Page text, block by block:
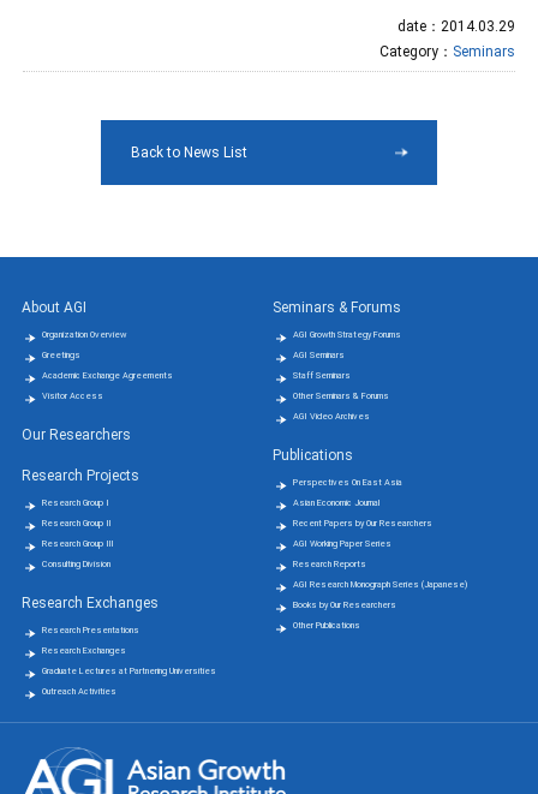
date：2014.03.29
Category： Seminars
Back to News List
About AGI
Organization Overview
Greetings
Academic Exchange Agreements
Visitor Access
Our Researchers
Research Projects
Research Group Ⅰ
Research Group Ⅱ
Research Group Ⅲ
Consulting Division
Research Exchanges
Research Presentations
Research Exchanges
Graduate Lectures at Partnering Universities
Outreach Activities
Seminars & Forums
AGI Growth Strategy Forums
AGI Seminars
Staff Seminars
Other Seminars & Forums
AGI Video Archives
Publications
Perspectives On East Asia
Asian Economic Journal
Recent Papers by Our Researchers
AGI Working Paper Series
Research Reports
AGI Research Monograph Series (Japanese)
Books by Our Researchers
Other Publications